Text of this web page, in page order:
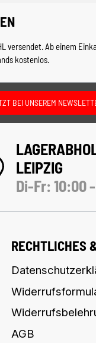
versendet. Ab einem
kostenlos.
BEI UNSEREM
LEIPZIG
Di-Fr: 10:00
RECHTLICHES
AGB